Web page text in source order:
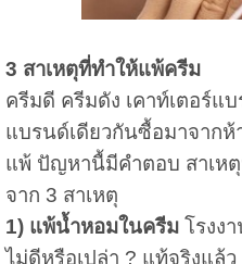
3 สาเหตุที่ทำให้แพ้ครีม
ครีมดี ครีมดัง เคาท์เตอร์แ
แบรนด์เดียวกันซื้อมาจากห้
แพ้ ปัญหานื้มีคำตอบ สาเห
จาก 3 สาเหตุ
1) แพ้น้ำหอมในครีมโรงง
ไม่ดีหรือเปล่า ? แท้จริงแ